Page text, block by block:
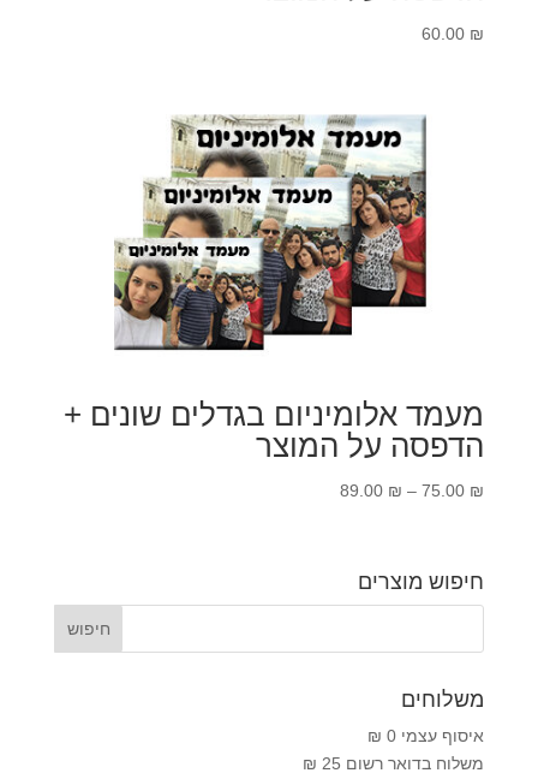
60.00 ₪
מעמד אלומיניום בגדלים שונים +
הדפסה על המוצר
75.00 ₪
–
89.00 ₪
טווח
חיפוש מוצרים
משלוחים
איסוף עצמי 0 ₪
משלוח בדואר רשום 25 ₪